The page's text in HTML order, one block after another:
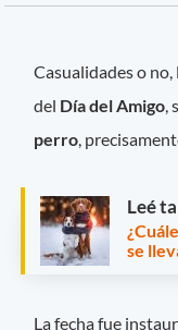
Casualidades o
del Día del Amigo
perro ,
Leé
se
La fecha fue